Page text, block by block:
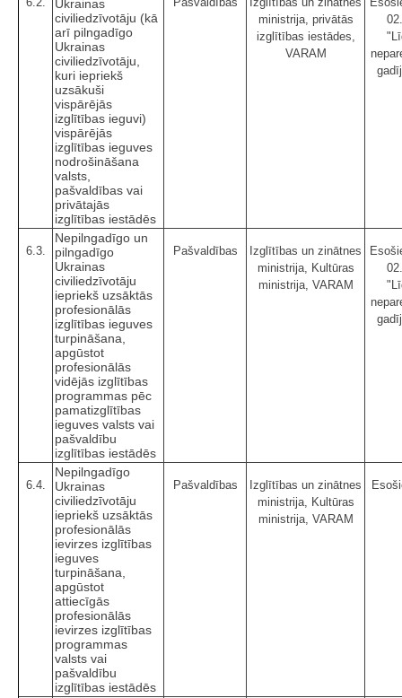
Ukrainas
civiliedzīvotāju (kā
arī pilngadīgo
Ukrainas
civiliedzīvotāju,
kuri iepriekš
uzsākuši
vispārējās
izglītības ieguvi)
vispārējās
izglītības ieguves
nodrošināšana
valsts,
pašvaldības vai
privātajās
izglītības iestādēs
ministrija, privātās
izglītības iestādes,
VARAM
6.3.
Nepilngadīgo un
pilngadīgo
Ukrainas
civiliedzīvotāju
iepriekš uzsāktās
profesionālās
izglītības ieguves
turpināšana,
apgūstot
profesionālās
vidējās izglītības
programmas pēc
pamatizglītības
ieguves valsts vai
pašvaldību
izglītības iestādēs
Pašvaldības
Izglītības un zinātnes
ministrija, Kultūras
ministrija, VARAM
6.4.
Nepilngadīgo
Ukrainas
civiliedzīvotāju
iepriekš uzsāktās
profesionālās
ievirzes izglītības
ieguves
turpināšana,
apgūstot
attiecīgās
profesionālās
ievirzes izglītības
programmas
valsts vai
pašvaldību
izglītības iestādēs
Pašvaldības
Izglītības un zinātnes
ministrija, Kultūras
ministrija, VARAM